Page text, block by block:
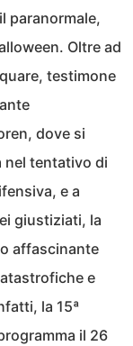
paranormale,
Oltre ad
testimone
dove si
nel tentativo di
e a
giustiziati, la
affascinante
e
la 15ª
il 26